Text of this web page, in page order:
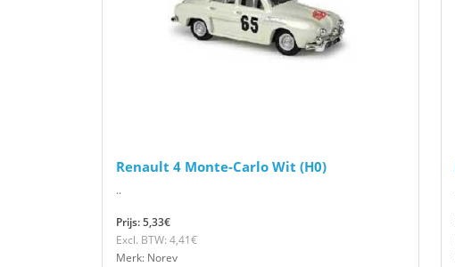
Renault 4 Monte-Carlo Wit (H0)
..
Prijs: 5,33€
Excl. BTW: 4,41€
Merk: Norev